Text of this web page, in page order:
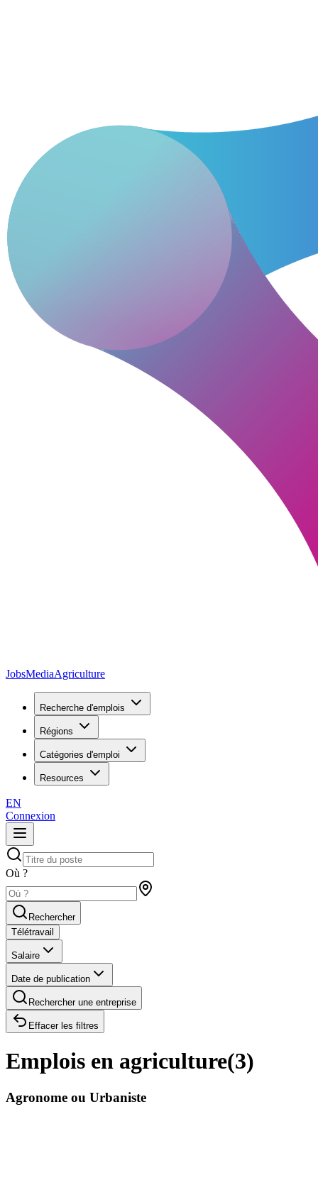
JobsMediaAgriculture
Recherche d'emplois
Régions
Catégories d'emploi
Resources
EN
Connexion
Où ?
Rechercher
Télétravail
Salaire
Date de publication
Rechercher une entreprise
Effacer les filtres
Emplois en agriculture(3)
Agronome ou Urbaniste